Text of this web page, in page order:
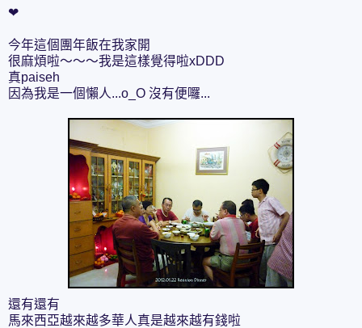
❤
今年這個團年飯在我家開
很麻煩啦～～～我是這樣覺得啦xDDD
真paiseh
因為我是一個懶人...o_O 沒有便囉...
還有還有
馬來西亞越來越多華人真是越來越有錢啦